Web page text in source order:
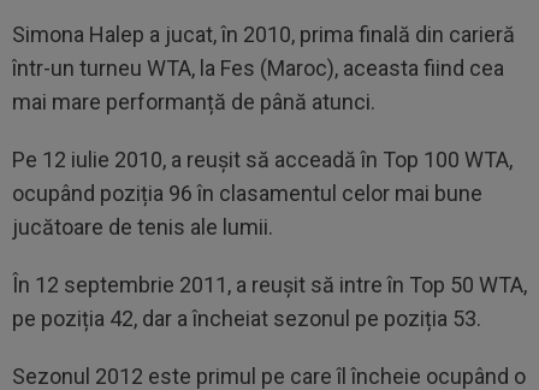
Simona Halep a jucat, în 2010, prima finală din carieră
într-un turneu WTA, la Fes (Maroc), aceasta fiind cea
mai mare performanță de până atunci.
Pe 12 iulie 2010, a reușit să acceadă în Top 100 WTA,
ocupând poziția 96 în clasamentul celor mai bune
jucătoare de tenis ale lumii.
În 12 septembrie 2011, a reușit să intre în Top 50 WTA,
pe poziția 42, dar a încheiat sezonul pe poziția 53.
Sezonul 2012 este primul pe care îl încheie ocupând o